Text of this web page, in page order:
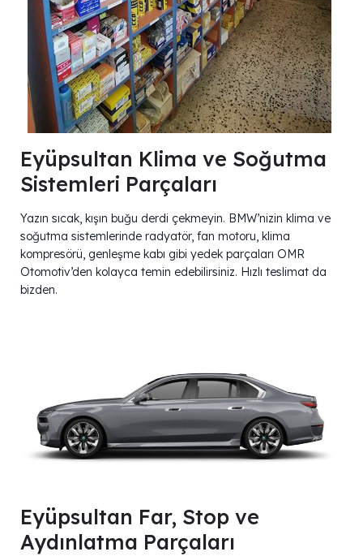
Eyüpsultan Klima ve Soğutma
Sistemleri Parçaları
Yazın sıcak, kışın buğu derdi çekmeyin. BMW’nizin klima ve
soğutma sistemlerinde radyatör, fan motoru, klima
kompresörü, genleşme kabı gibi yedek parçaları OMR
Otomotiv’den kolayca temin edebilirsiniz. Hızlı teslimat da
bizden.
Eyüpsultan Far, Stop ve
Aydınlatma Parçaları